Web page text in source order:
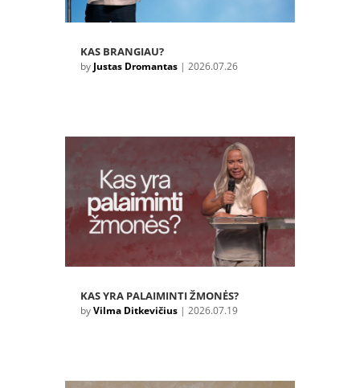
KAS BRANGIAU?
by Justas Dromantas| 2026.07.26
KAS YRA PALAIMINTI ŽMONĖS?
byVilma Ditkevičius| 2026.07.19